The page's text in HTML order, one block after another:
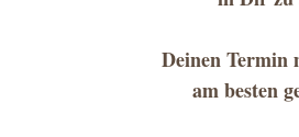
Deinen Termin
am besten